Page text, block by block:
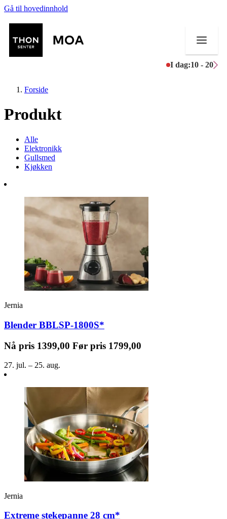
Gå til hovedinnhold
I dag:10 - 20
Butikker
Mat og drikke
Aktiviteter
Tilbud
Inspirasjon
Søk
Åpningstider
Praktisk informasjon
Ledige stillinger
Gavekort
Finn frem
Forside
Produkt
Alle
Elektronikk
Gullsmed
Kjøkken
Jernia
Blender BBLSP-1800S*
Nå pris 1399,00 Før pris 1799,00
27. jul. – 25. aug.
Jernia
Extreme stekepanne 28 cm*